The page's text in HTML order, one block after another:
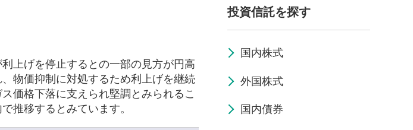
上げを停止するとの一部の見方が円高
物価抑制に対処するため利上げを継続
価格下落に支えられ堅調とみられるこ
推移するとみています。
投資信託を探す
国内株式
外国株式
国内債券